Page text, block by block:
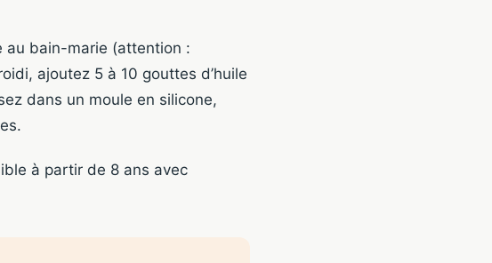
au bain-marie (attention :
ajoutez 5 à 10 gouttes d’huile
dans un moule en silicone,
à partir de 8 ans avec